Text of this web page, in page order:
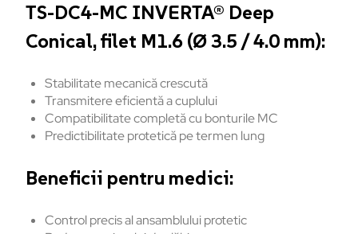
TS-DC4-MC INVERTA® Deep
Conical, filet M1.6 (Ø 3.5 / 4.0 mm):
Stabilitate mecanică crescută
Transmitere eficientă a cuplului
Compatibilitate completă cu bonturile MC
Predictibilitate protetică pe termen lung
Beneficii pentru medici:
Control precis alansambluluiprotetic